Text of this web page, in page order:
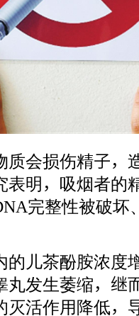
质会损伤精子，
表明，吸烟者的
完整性被破坏
的儿茶酚胺浓度
丸发生萎缩，继
灭活作用降低，